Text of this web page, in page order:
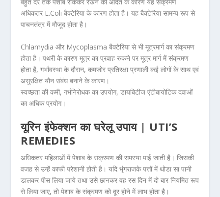
बहुत देर तक पेशाब रोककर रखने की आदत के कारण यह संक्रमण
अधिकतर E.Coli बैक्टेरिया के कारण होता है। यह बैक्टेरिया सामन्य रूप से
पाचनतंत्र में मौजूद होता है।
Chlamydia और Mycoplasma बैक्टेरिया से भी मूत्रमार्ग का संक्रमण
होता है। पथरी के कारण मूत्र का प्रवाह रुकने पर मूत्र मार्ग में संक्रमण
होता है, गर्भावस्था के दौरान, कमजोर प्रतिरक्षा प्रणाली कई लोगों के साथ एवं
असुरक्षित यौन संबंध बनाने के कारण।
स्वच्छता की कमी, गर्भनिरोधक का उपयोग, डायबिटीज एंटीबायोटिक दवाओं
का अधिक प्रयोग।
यूरिन इंफेक्शन का घरेलू उपाय | UTI’S
REMEDIES
अधिकतर महिलाओं में पेशाब के संक्रमण की समस्या पाई जाती है। जिसकी
वजह से उन्हें काफी परेशानी होती है। यदि भृंगराजके पत्तों में थोडा सा पानी
डालकर पीस लिया जाये तथा उसे छानकर वह रस दिन में दो बार नियमित रूप
से लिया जाए, तो पेशाब के संक्रमण को दूर होने में लाभ होता है।